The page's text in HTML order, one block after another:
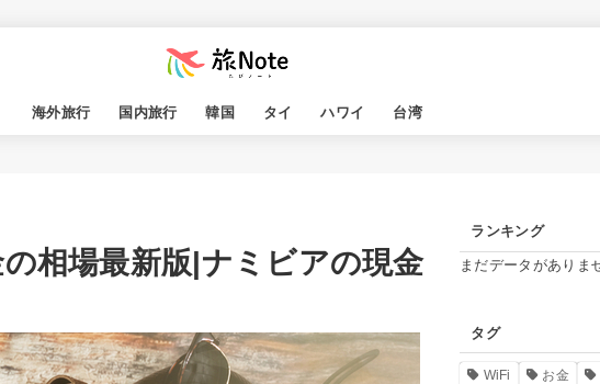
海外旅行 国内旅行 韓国 タイ ハワイ 台湾
相場最新版|ナミビアの現金
ランキング
まだデータがありま
タグ
WiFi お金